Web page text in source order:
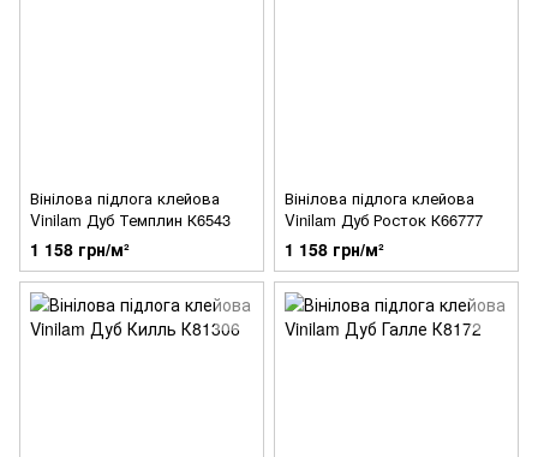
Вінілова підлога клейова
Vinilam Дуб Темплин К6543
1 158 грн/м²
Вінілова підлога клейова
Vinilam Дуб Росток К66777
1 158 грн/м²